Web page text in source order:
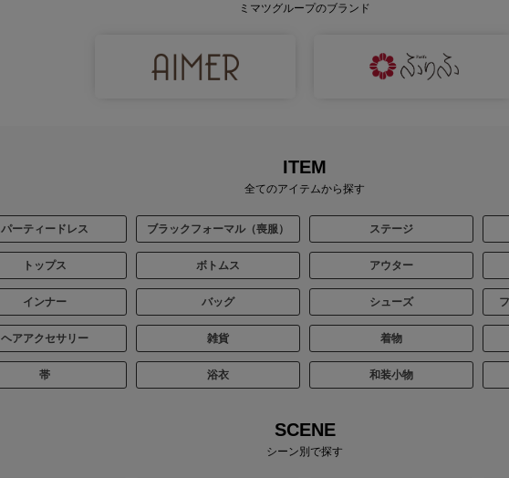
ミマツグループのブランド
ITEM
全てのアイテムから探す
パーティードレス ブラックフォーマル（喪服） ステージ
トップス ボトムス アウター
インナー バッグ シューズ
ヘアアクセサリー 雑貨 着物
帯 浴衣 和装小物
SCENE
シーン別で探す